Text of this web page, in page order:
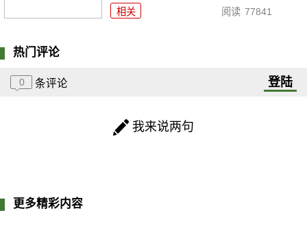
相关 阅读 77841
热门评论
0 条评论 登陆
我来说两句
更多精彩内容